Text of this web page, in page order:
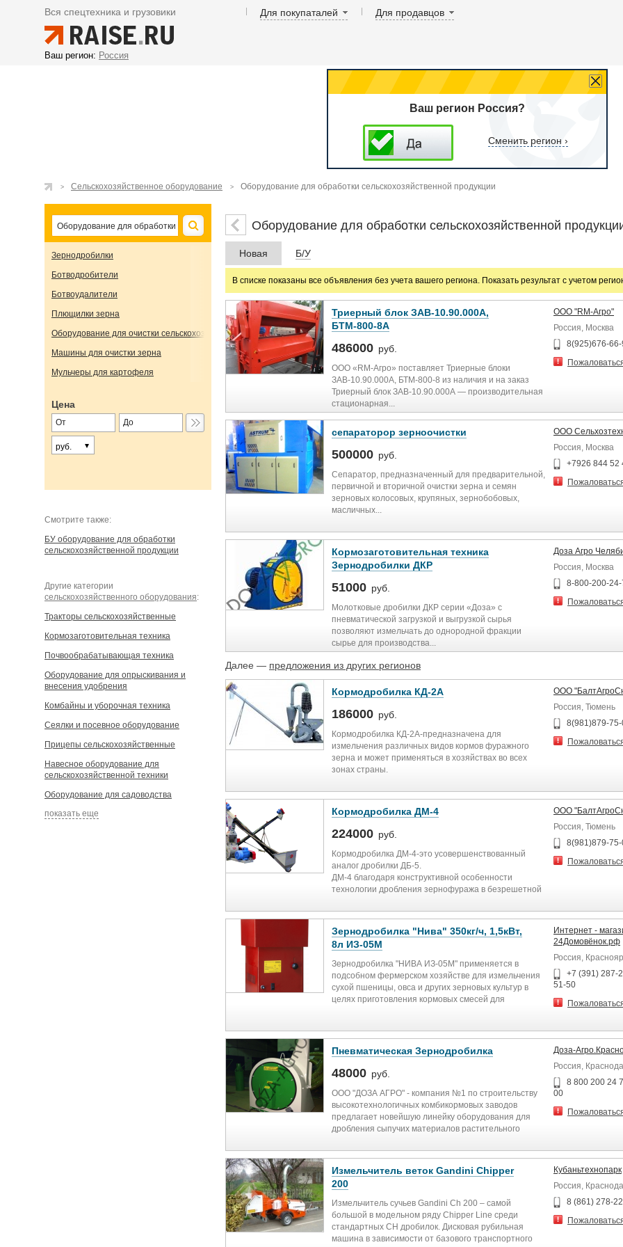
Вся спецтехника и грузовики Для покупаталей Для продавцов
Ваш регион: Россия
Ваш регион Россия?
Сменить регион ›
Сельскохозяйственное оборудование Оборудование для обработки сельскохозяйственной продукции
Зернодробилки
Ботводробители
Ботвоудалители
Плющилки зерна
Оборудование для очистки сельскохозяйственной продукции
Машины для очистки зерна
Мульчеры для картофеля
Цена
руб.
Cмотрите также:
БУ оборудование для обработки
сельскохозяйственной продукции
Другие категории
сельскохозяйственного оборудования:
Тракторы сельскохозяйственные
Кормозаготовительная техника
Почвообрабатывающая техника
Оборудование для опрыскивания и
внесения удобрения
Комбайны и уборочная техника
Сеялки и посевное оборудование
Прицепы сельскохозяйственные
Навесное оборудование для
сельскохозяйственной техники
Оборудование для садоводства
показать еще
Оборудование для обработки сельскохозяйственной
Новая Б/У
В списке показаны все объявления без учета вашего региона. Показать результат с учетом
Триерный блок ЗАВ-10.90.000А,
БТМ-800-8А
486000 руб.
ООО «RM-Агро» поставляет Триерные блоки
ЗАВ-10.90.000А, БТМ-800-8 из наличия и на заказ
Триерный блок ЗАВ-10.90.000А — производительная
стационарная...
ООО "RM-Агро"
Россия, Москва
8(925)676-
сепараторор зерноочистки
500000 руб.
Сепаратор, предназначенный для предварительной,
первичной и вторичной очистки зерна и семян
зерновых колосовых, крупяных, зернобобовых,
масличных...
ООО
Россия, Москва
+7926 844 52
Кормозаготовительная техника
Зернодробилки ДКР
51000 руб.
Молотковые дробилки ДКР серии «Доза» с
пневматической загрузкой и выгрузкой сырья
позволяют измельчать до однородной фракции
сырье для производства...
Доза Агро
Россия, Москва
8-800-200-24-
Далее — предложения из других регионов
Кормодробилка КД-2А
186000 руб.
Кормодробилка КД-2А-предназначена для
измельчения различных видов кормов фуражного
зерна и может применяться в хозяйствах во всех
зонах страны.
машина. Для загрузки зерна в приемный бункер
погрузочные механизмы.
Дробильный барабан заимствован от кормодробилки
КДУ-2,0. Измельченный продукт от дробильного
барабана подается вентилятором через систему
трубопроводов и циклон к погрузчику шнековому.
Погрузчик шнековый обеспечивает удаление
готового продукта из зоны обслуживания дробилки.
управления .
ООО
Россия, Тюмень
8(981)879-75-
Кормодробилка ДМ-4
224000 руб.
Кормодробилка ДМ-4-это усовершенствованный
аналог дробилки ДБ-5.
ДМ-4 благодаря конструктивной особенности
технологии дробления зернофуража в безрешетной
электроэнергии на среднем помоле 40%.
фуражного зерна различных культур в соответствии с
зоотехническими требованиями для всех видов
возрастных групп животных и птицы на
животноводческих фермах и в составе комплекса
оборудования по приготовлению кормов.
ООО
Россия, Тюмень
8(981)879-75-
Зернодробилка "Нива" 350кг/ч, 1,5кВт,
8л ИЗ-05М
Зернодробилка "НИВА ИЗ-05М" применяется в
подсобном фермерском хозяйстве для измельчения
сухой пшеницы, овса и других зерновых культур в
целях приготовления кормовых смесей для
или в помещении, эксплуатируется при температуре
окружающей среды от 0 до +30 градусов.
Интернет -
24Домовёнок.рф
Россия,
+7 (391) 287-
51-50
Пневматическая Зернодробилка
48000 руб.
ООО "ДОЗА АГРО" - компания №1 по строительству
высокотехнологичных комбикормовых заводов
предлагает новейшую линейку оборудования для
дробления сыпучих материалов растительного
Мы являемся разработчиками всего модельного ряда
пневмодробилок в РФ.
У нас самый большой ассортимент зернодробилок
производительностью от 150 кг до 5000 кг/час.
Всегда в наличии
Преимущества наших дробилок:
Доза-
Россия,
8 800 200 24
00
Измельчитель веток Gandini Chipper
200
Измельчитель сучьев Gandini Ch 200 – самой
большой в модельном ряду Chipper Line среди
стандартных CH дробилок. Дисковая рубильная
машина в зависимости от базового транспортного
Кубаньтехнопарк
Россия,
8 (861) 278-